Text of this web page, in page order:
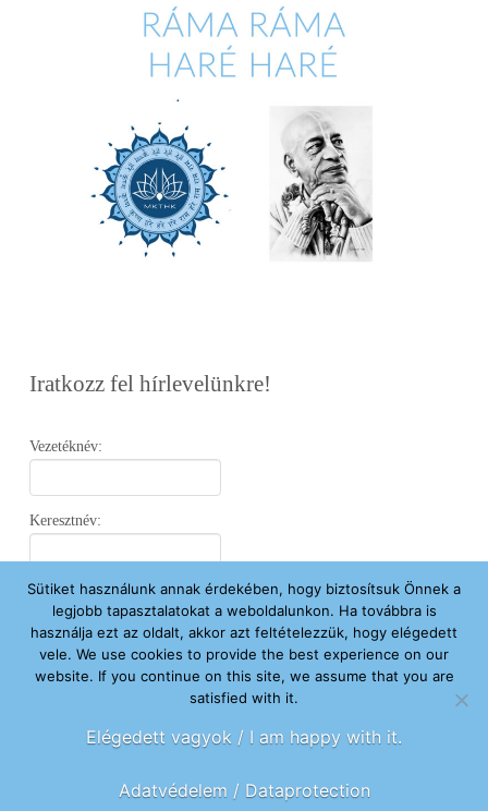
Iratkozz fel hírlevelünkre!
Vezetéknév:
Keresztnév:
Email:
Elfogadom az Adatvédelmi Nyilatkozatot .
SEGÍTENÉK
Sütiket használunk annak érdekében, hogy biztosítsuk Önnek a
legjobb tapasztalatokat a weboldalunkon. Ha továbbra is
használja ezt az oldalt, akkor azt feltételezzük, hogy elégedett
vele. We use cookies to provide the best experience on our
website. If you continue on this site, we assume that you are
satisfied with it.
Elégedett vagyok / I am happy with it.
Adatvédelem / Dataprotection